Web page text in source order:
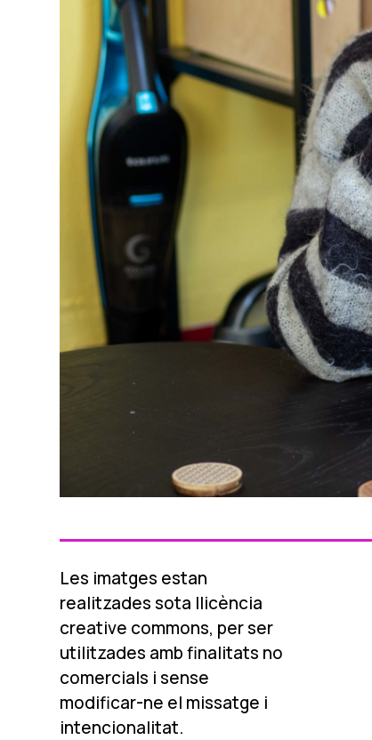
Les imatges estan
realitzades sota llicència
creative commons, per ser
utilitzades amb finalitats no
comercials i sense
modificar-ne el missatge i
intencionalitat.